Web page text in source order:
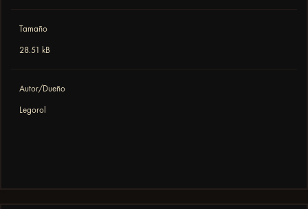
Tamaño
28.51 kB
Autor/Dueño
Legorol